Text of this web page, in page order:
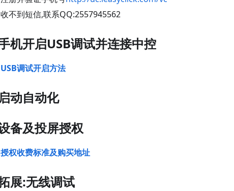
收不到短信,联系QQ:2557945562
机开启USB调试并连接中控
USB调试开启方法
动自动化
备及投屏授权
授权收费标准及购买地址
展:无线调试